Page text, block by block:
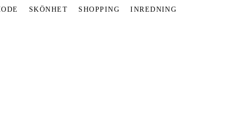
SKÖNHET SHOPPING INREDNING